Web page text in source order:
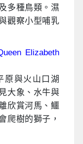
多種鳥類。濕
觀察小型哺乳
Elizabeth
原與火山口湖
大象、水牛與
欣賞河馬、鱷
爬樹的獅子，